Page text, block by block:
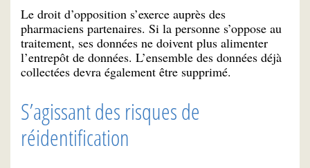
Le droit d’opposition s’exerce auprès des
pharmaciens partenaires. Si la personne s’oppose au
traitement, ses données ne doivent plus alimenter
l’entrepôt de données. L’ensemble des données déjà
collectées devra également être supprimé.
S’agissant des risques de
réidentification